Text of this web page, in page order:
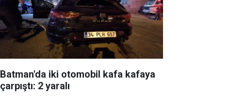
Batman'da iki otomobil kafa kafaya
çarpıştı: 2 yaralı